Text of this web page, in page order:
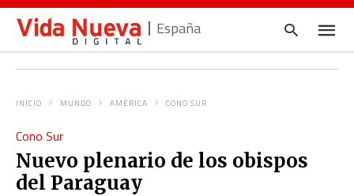
España
INICIO MUNDO AMÉRICA CONO SUR
Cono Sur
Nuevo plenario de los obispos
del Paraguay